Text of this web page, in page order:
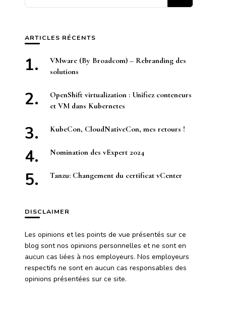
quelque
ARTICLES RÉCENTS
VMware (By Broadcom) – Rebranding des
solutions
OpenShift virtualization : Unifiez conteneurs
et VM dans Kubernetes
KubeCon, CloudNativeCon, mes retours !
Nomination des vExpert 2024
Tanzu: Changement du certificat vCenter
DISCLAIMER
Les opinions et les points de vue présentés sur ce
blog sont nos opinions personnelles et ne sont en
aucun cas liées à nos employeurs. Nos employeurs
respectifs ne sont en aucun cas responsables des
opinions présentées sur ce site.